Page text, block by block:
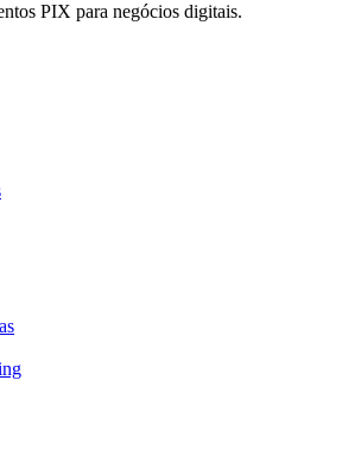
PIX para negócios digitais.